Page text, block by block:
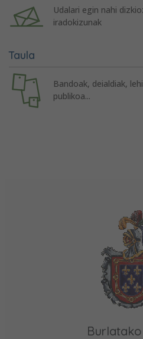
Udalari egin nahi
iradokizunak
Taula
Bandoak, deialdiak,
publikoa...